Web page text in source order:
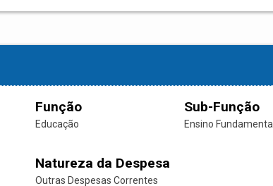
Função
Educação
Sub-Função
Ensino Fundamental
Natureza da Despesa
Outras Despesas Correntes